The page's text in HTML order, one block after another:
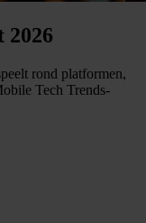
2026
rond platformen,
Tech Trends-